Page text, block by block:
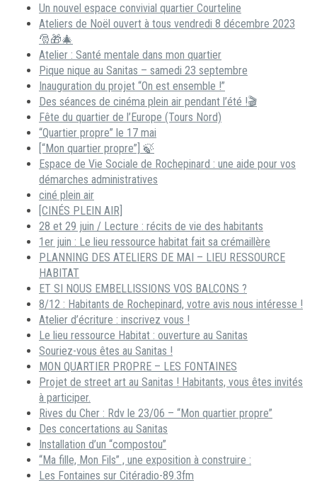
Un nouvel espace convivial quartier Courteline
Ateliers de Noël ouvert à tous vendredi 8 décembre 2023
🎅🎁🎄
Atelier : Santé mentale dans mon quartier
Pique nique au Sanitas – samedi 23 septembre
Inauguration du projet “On est ensemble !”
Des séances de cinéma plein air pendant l’été !🎬
Fête du quartier de l’Europe (Tours Nord)
“Quartier propre” le 17 mai
[“Mon quartier propre”] 🍃
Espace de Vie Sociale de Rochepinard : une aide pour vos
démarches administratives
ciné plein air
[CINÉS PLEIN AIR]
28 et 29 juin / Lecture : récits de vie des habitants
1er juin : Le lieu ressource habitat fait sa crémaillère
PLANNING DES ATELIERS DE MAI – LIEU RESSOURCE
HABITAT
ET SI NOUS EMBELLISSIONS VOS BALCONS ?
8/12 : Habitants de Rochepinard, votre avis nous intéresse !
Atelier d’écriture : inscrivez vous !
Le lieu ressource Habitat : ouverture au Sanitas
Souriez-vous êtes au Sanitas !
MON QUARTIER PROPRE – LES FONTAINES
Projet de street art au Sanitas ! Habitants, vous êtes invités
à participer.
Rives du Cher : Rdv le 23/06 – “Mon quartier propre”
Des concertations au Sanitas
Installation d’un “compostou”
“Ma fille, Mon Fils” , une exposition à construire :
Les Fontaines sur Citéradio-89.3fm